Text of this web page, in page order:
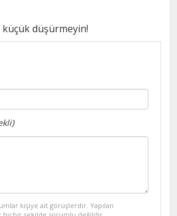
düşürmeyin!
kişiye ait görüşlerdir. Yapılan